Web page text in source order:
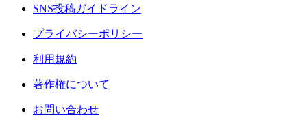
SNS投稿ガイドライン
プライバシーポリシー
利用規約
著作権について
お問い合わせ